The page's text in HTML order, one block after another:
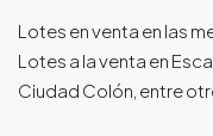
Lotes en venta en las
Lotes a la venta en
Ciudad Colón, entre